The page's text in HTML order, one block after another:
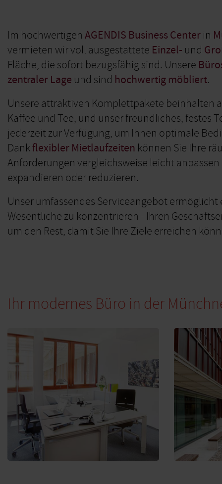
Im hochwertigen AGENDIS Business Center in
vermieten wir voll ausgestattete Einzel- und
Fläche, die sofort bezugsfähig sind. Unsere
zentraler Lage und sind hochwertig möbliert.
Unsere attraktiven Komplettpakete beinhalten
Kaffee und Tee, und unser freundliches, festes
jederzeit zur Verfügung, um Ihnen optimale
Dankflexibler Mietlaufzeiten können Sie Ihre
Anforderungen vergleichsweise leicht
expandieren oder reduzieren.
Unser umfassendes Serviceangebot ermöglicht
Wesentliche zu konzentrieren - Ihren
um den Rest, damit Sie Ihre Ziele erreichen
Ihr modernes Büro in der